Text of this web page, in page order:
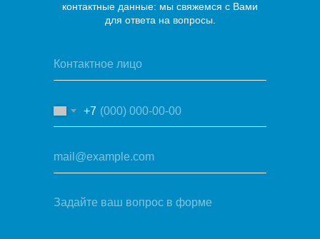
контактные данные: мы свяжемся с Вами
для ответа на вопросы.
+7